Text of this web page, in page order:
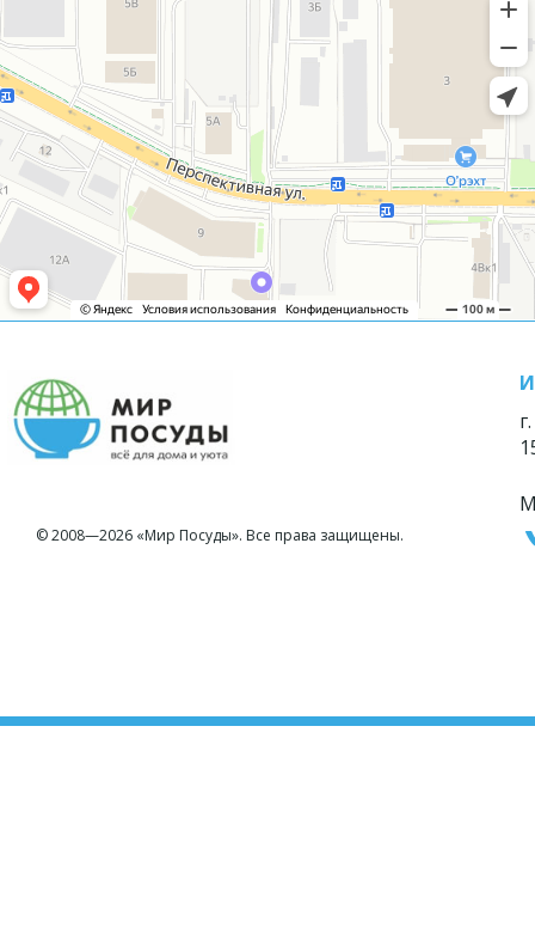
© 2008—2026 «Мир Посуды». Все права защищены.